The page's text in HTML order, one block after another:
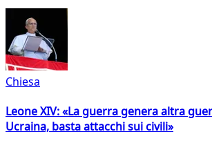
Chiesa
Leone XIV: «La guerra genera altra
Ucraina, basta attacchi sui civili»